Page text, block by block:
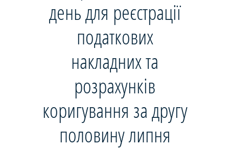
день для реєстрації
податкових
накладних та
розрахунків
коригування за другу
половину липня